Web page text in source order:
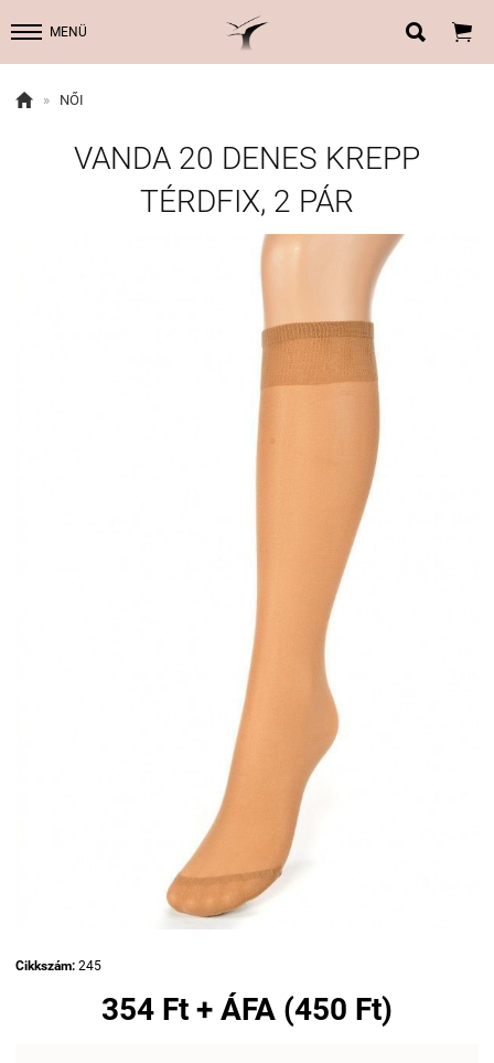
MENÜ  
 » NŐI
VANDA 20 DENES KREPP
TÉRDFIX, 2 PÁR
Cikkszám: 245
354 Ft + ÁFA (450 Ft)